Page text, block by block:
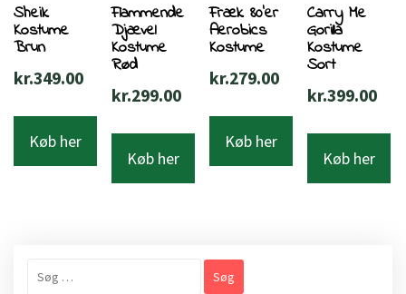
Sheik
Kostume
Brun
kr.349.00
Køb her
Flammende
Djævel
Kostume
Rød
kr.299.00
Køb her
Fræk 80’er
Aerobics
Kostume
kr.279.00
Køb her
Carry Me
Gorilla
Kostume
Sort
kr.399.00
Køb her
efter: